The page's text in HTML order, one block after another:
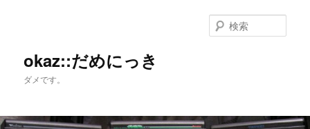
へ
okaz::だめにっき
ダメです。
索